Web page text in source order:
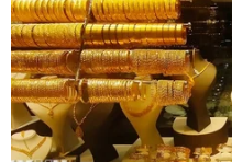
Tân Chủ tịch Đảng Dân
Bản Yoshihide Suga
14/9/2020.
Sáng 16/9, nội các